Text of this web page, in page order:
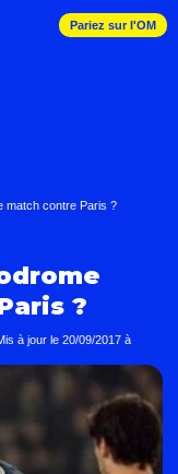
Pariez sur l'OM
match contre Paris ?
?
à jour le 20/09/2017 à